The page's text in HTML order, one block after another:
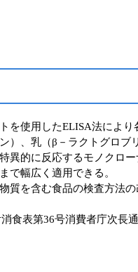
を使用したELISA法によ
）、乳（β－ラクトグロ
異的に反応するモノクロ
で幅広く適用できる。
質を含む食品の検査方法
食表第36号消費者庁次長